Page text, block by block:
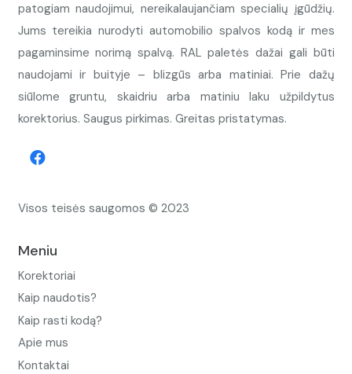
patogiam naudojimui, nereikalaujančiam specialių įgūdžių.
Jums tereikia nurodyti automobilio spalvos kodą ir mes
pagaminsime norimą spalvą. RAL paletės dažai gali būti
naudojami ir buityje – blizgūs arba matiniai. Prie dažų
siūlome gruntu, skaidriu arba matiniu laku užpildytus
korektorius. Saugus pirkimas. Greitas pristatymas.
Visos teisės saugomos © 2023
Meniu
Korektoriai
Kaip naudotis?
Kaip rasti kodą?
Apie mus
Kontaktai